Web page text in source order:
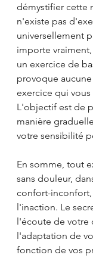
démystifier cette
n'existe pas
universellement
importe
un exercice de
provoque
exercice qui
L'objectif est de
manière
votre sensibilité
En somme, tout
sans douleur,
confort-
l'inaction. Le
l'écoute de votre
l'adaptation de
fonction de vos